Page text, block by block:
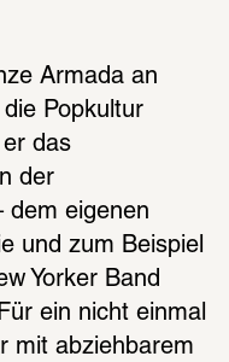
Armada an
Popkultur
das
der
dem eigenen
und zum Beispiel
Yorker Band
ein nicht einmal
mit abziehbarem